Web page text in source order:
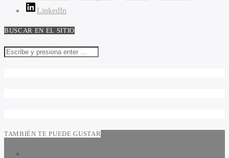
LinkedIn
BUSCAR EN EL SITIO
TAMBIÉN TE PUEDE GUSTAR